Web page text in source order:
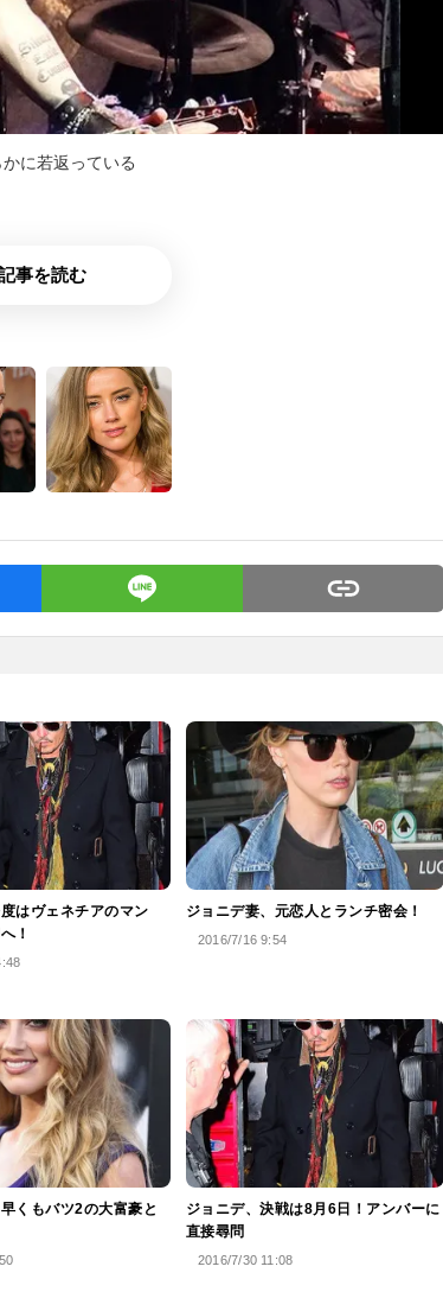
に若返っている
事を読む
はヴェネチアのマン
！
ジョニデ妻、元恋人とランチ密会！
2016/7/16 9:54
くもバツ2の大富豪と
ジョニデ、決戦は8月6日！アンバーに
直接尋問
2016/7/30 11:08